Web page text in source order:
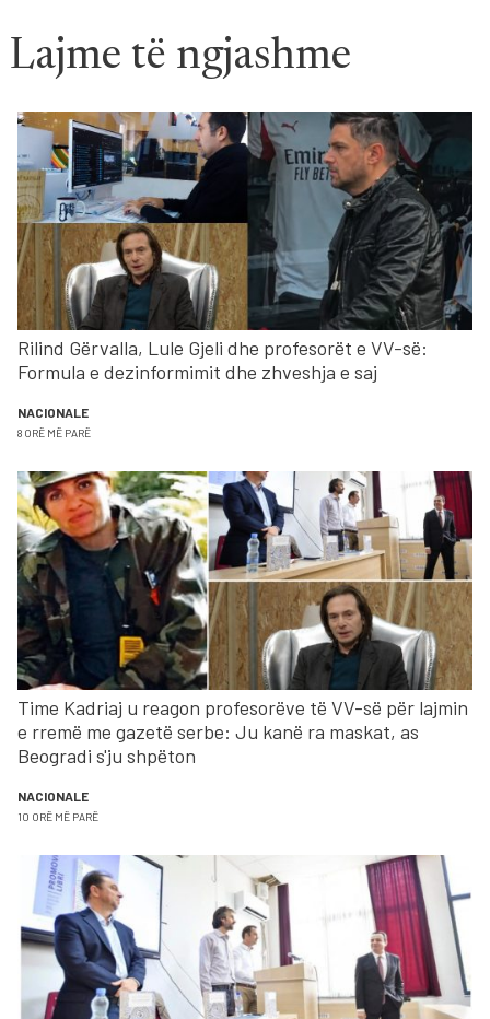
Lajme të ngjashme
Rilind Gërvalla, Lule Gjeli dhe profesorët e VV-së:
Formula e dezinformimit dhe zhveshja e saj
NACIONALE
8 ORË MË PARË
Time Kadriaj u reagon profesorëve të VV-së për lajmin
e rremë me gazetë serbe: Ju kanë ra maskat, as
Beogradi s'ju shpëton
NACIONALE
10 ORË MË PARË